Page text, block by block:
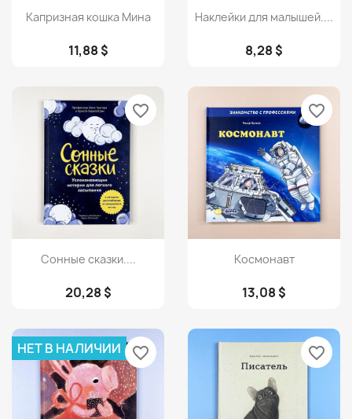
Просмотр
Капризная кошка Мина
11,88 $
Просмотр
Наклейки для малышей....
8,28 $
Просмотр
Сонные сказки....
20,28 $
favorite_border
Просмотр
Космонавт
13,08 $
favorite_border
НЕТ В НАЛИЧИИ favorite_border favorite_border